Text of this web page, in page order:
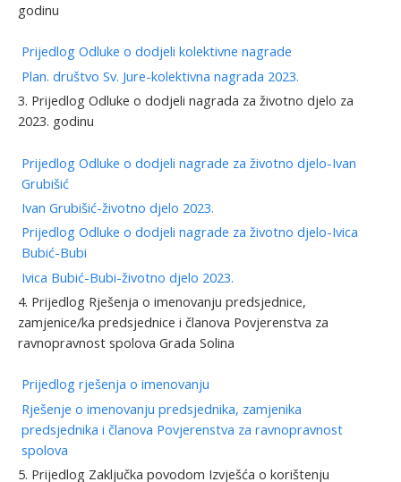
godinu
Prijedlog Odluke o dodjeli kolektivne nagrade
Plan. društvo Sv. Jure-kolektivna nagrada 2023.
3. Prijedlog Odluke o dodjeli nagrada za životno djelo za
2023. godinu
Prijedlog Odluke o dodjeli nagrade za životno djelo-Ivan
Grubišić
Ivan Grubišić-životno djelo 2023.
Prijedlog Odluke o dodjeli nagrade za životno djelo-Ivica
Bubić-Bubi
Ivica Bubić-Bubi-životno djelo 2023.
4. Prijedlog Rješenja o imenovanju predsjednice,
zamjenice/ka predsjednice i članova Povjerenstva za
ravnopravnost spolova Grada Solina
Prijedlog rješenja o imenovanju
Rješenje o imenovanju predsjednika, zamjenika
predsjednika i članova Povjerenstva za ravnopravnost
spolova
5. Prijedlog Zaključka povodom Izvješća o korištenju